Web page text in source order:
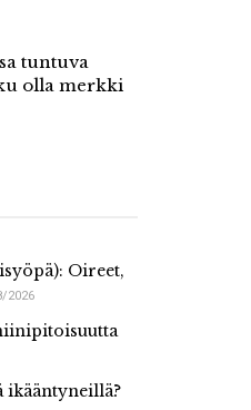
tuntuva
olla merkki
Oireet,
2026
ikääntyneillä?